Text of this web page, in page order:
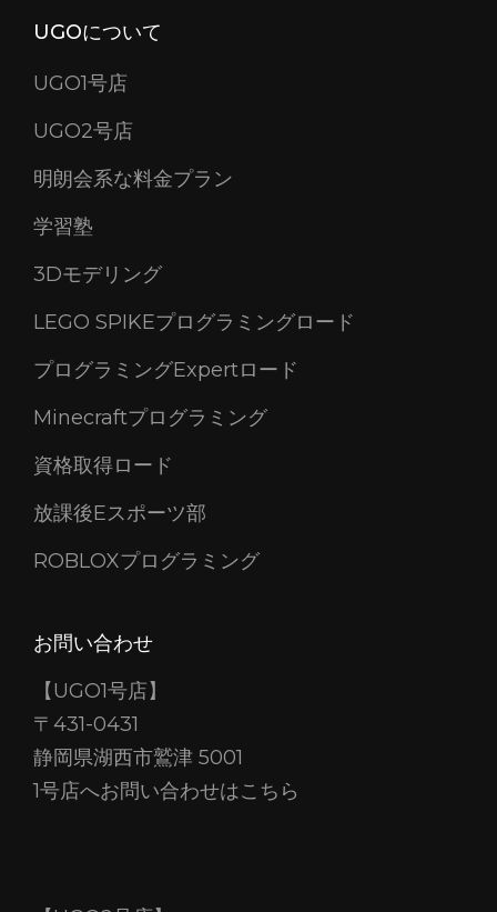
ン
UGOについて
UGO1号店
UGO2号店
明朗会系な料金プラン
学習塾
3Dモデリング
LEGO SPIKEプログラミングロード
プログラミングExpertロード
Minecraftプログラミング
資格取得ロード
放課後Eスポーツ部
ROBLOXプログラミング
お問い合わせ
【UGO1号店】
〒431-0431
静岡県湖西市鷲津 5001
1号店へお問い合わせはこちら